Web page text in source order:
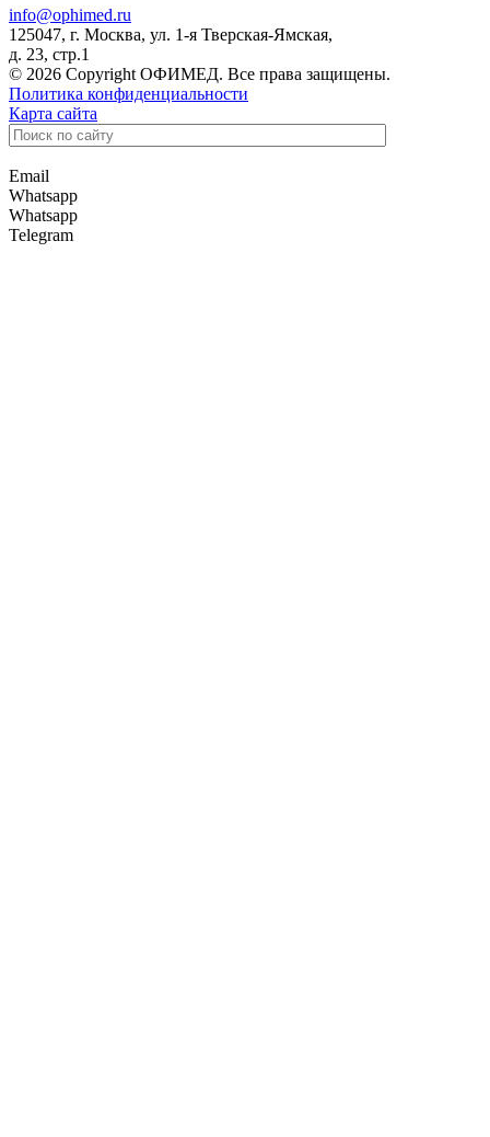
info@ophimed.ru
125047, г. Москва, ул. 1-я Тверская-Ямская,
д. 23, стр.1
© 2026 Copyright ОФИМЕД. Все права защищены.
Политика конфиденциальности
Карта сайта
Email
Whatsapp
Whatsapp
Telegram